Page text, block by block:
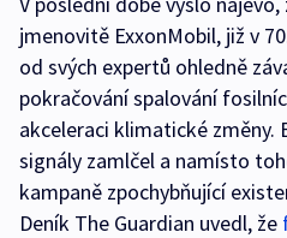
jmenovitě ExxonMobil, již v
od svých expertů ohledně
pokračování spalování
akceleraci klimatické změny.
signály zamlčel a namísto
kampaně zpochybňující
Deník The Guardian uvedl, že